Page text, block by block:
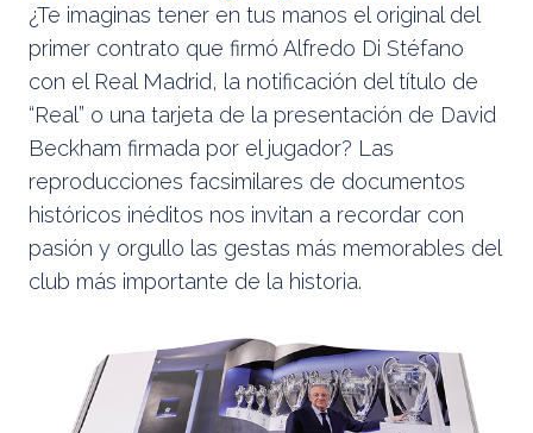
¿Te imaginas tener en tus manos el original del
primer contrato que firmó Alfredo Di Stéfano
con el Real Madrid, la notificación del título de
“Real” o una tarjeta de la presentación de David
Beckham firmada por el jugador? Las
reproducciones facsimilares de documentos
históricos inéditos nos invitan a recordar con
pasión y orgullo las gestas más memorables del
club más importante de la historia.